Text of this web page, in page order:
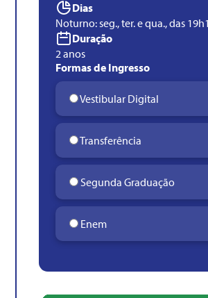
Dias
Noturno: seg., ter. e qua., das
Duração
2 anos
Formas de Ingresso
Vestibular Digital
Transferência
Segunda Graduação
Enem